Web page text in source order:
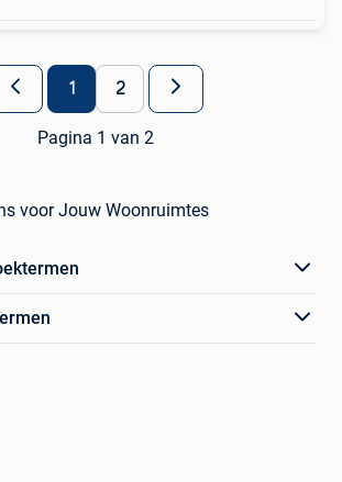
1 2
Pagina 1 van 2
voor Jouw Woonruimtes